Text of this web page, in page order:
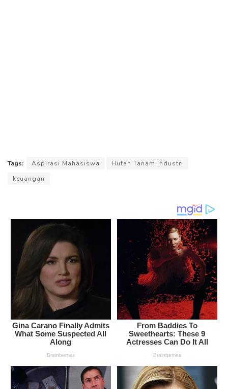
Tags: Aspirasi Mahasiswa
Hutan Tanam Industri
keuangan